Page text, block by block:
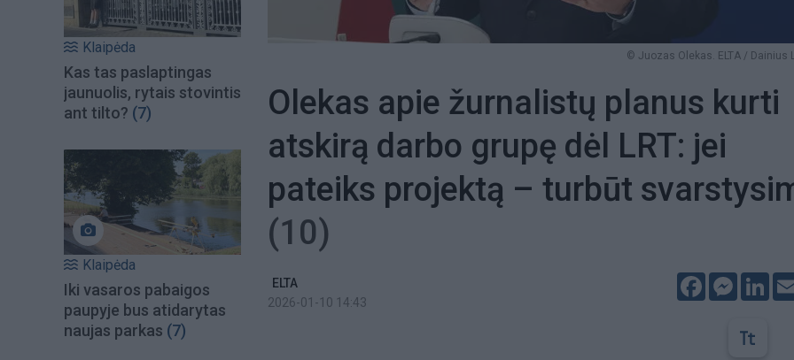
Klaipėda
Kas tas paslaptingas
jaunuolis, rytais stovintis
ant tilto? (7)
Klaipėda
Iki vasaros pabaigos
paupyje bus atidarytas
naujas parkas (7)
© Juozas Olekas. ELTA / Dainius
Olekas apie žurnalistų planus kurti
atskirą darbo grupę dėl LRT: jei
pateiks projektą – turbūt
(10)
ELTA
2026-01-10 14:43
Facebook